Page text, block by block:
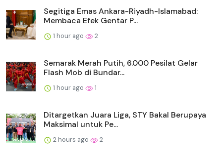
Segitiga Emas Ankara-Riyadh-Islamabad:
Membaca Efek Gentar P...
1 hour ago 2
Semarak Merah Putih, 6.000 Pesilat Gelar
Flash Mob di Bundar...
1 hour ago 1
Ditargetkan Juara Liga, STY Bakal Berupaya
Maksimal untuk Pe...
2 hours ago 2